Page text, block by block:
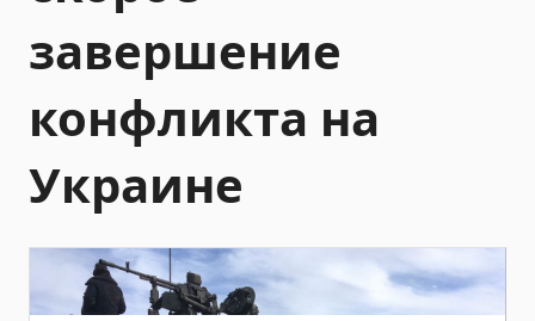
завершение
конфликта на
Украине